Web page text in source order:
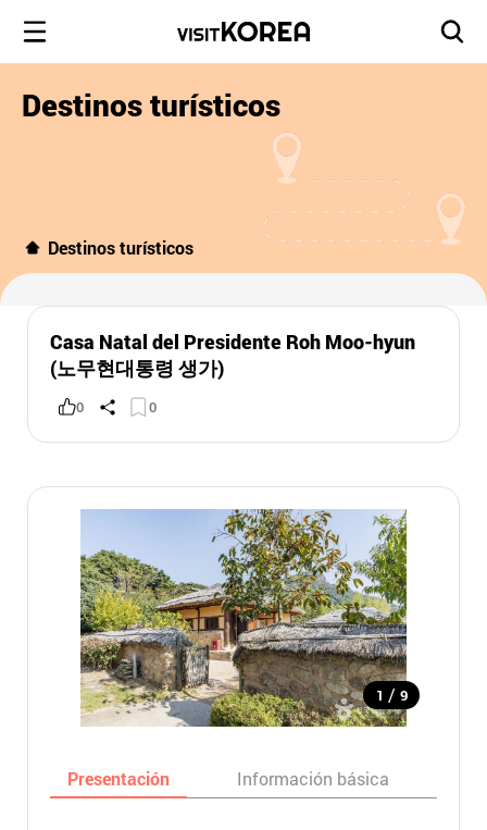
Destinos turísticos
Destinos turísticos
Casa Natal del Presidente Roh Moo-hyun
(노무현대통령 생가)
0 0
1 / 9
Presentación Información básica